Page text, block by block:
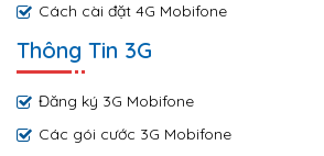
Cách cài đặt 4G Mobifone
Thông Tin 3G
Đăng ký 3G Mobifone
Các gói cước 3G Mobifone